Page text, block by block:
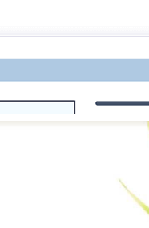
conscience zen,
Contact